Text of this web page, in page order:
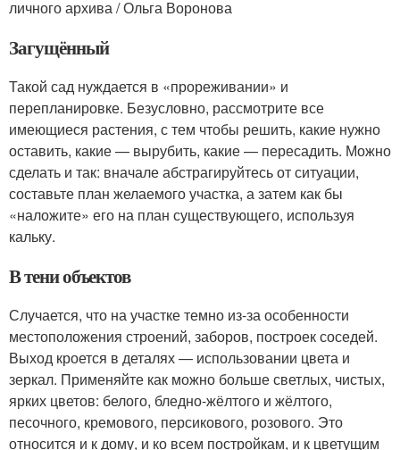
личного архива / Ольга Воронова
Загущённый
Такой сад нуждается в «прореживании» и
перепланировке. Безусловно, рассмотрите все
имеющиеся растения, с тем чтобы решить, какие нужно
оставить, какие — вырубить, какие — пересадить. Можно
сделать и так: вначале абстрагируйтесь от ситуации,
составьте план желаемого участка, а затем как бы
«наложите» его на план существующего, используя
кальку.
В тени объектов
Случается, что на участке темно из-за особенности
местоположения строений, заборов, построек соседей.
Выход кроется в деталях — использовании цвета и
зеркал. Применяйте как можно больше светлых, чистых,
ярких цветов: белого, бледно-жёлтого и жёлтого,
песочного, кремового, персикового, розового. Это
относится и к дому, и ко всем постройкам, и к цветущим